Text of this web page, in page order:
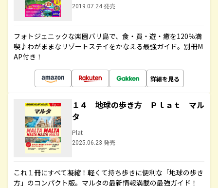
2019.07.24 発売
フォトジェニックな楽園バリ島で、食・買・遊・癒を120％満
喫♪わがままなリゾートステイをかなえる最強ガイド。別冊M
AP付き！
詳細を見る
１４ 地球の歩き方 Ｐｌａｔ マル
タ
Plat
2025.06.23 発売
これ１冊にすべて凝縮！軽くて持ち歩きに便利な「地球の歩き
方」のコンパクト版。マルタの最新情報満載の最強ガイド！